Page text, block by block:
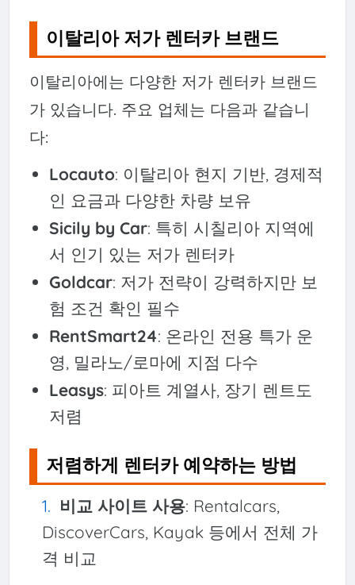
이탈리아 저가 렌터카 브랜드
이탈리아에는 다양한 저가 렌터카 브랜드
가 있습니다. 주요 업체는 다음과 같습니
다:
Locauto: 이탈리아 현지 기반, 경제적
인 요금과 다양한 차량 보유
Sicily by Car: 특히 시칠리아 지역에
서 인기 있는 저가 렌터카
Goldcar: 저가 전략이 강력하지만 보
험 조건 확인 필수
RentSmart24: 온라인 전용 특가 운
영, 밀라노/로마에 지점 다수
Leasys: 피아트 계열사, 장기 렌트도
저렴
저렴하게 렌터카 예약하는 방법
비교 사이트 사용: Rentalcars,
DiscoverCars, Kayak 등에서 전체 가
격 비교